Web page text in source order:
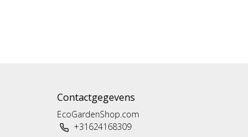
Contactgegevens
EcoGardenShop.com
+31624168309